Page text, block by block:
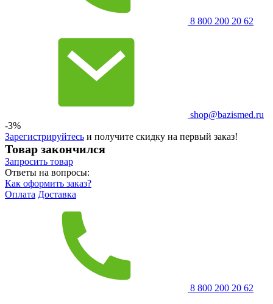
8 800 200 20 62
shop@bazismed.ru
-3%
Зарегистрируйтесь и получите скидку на первый заказ!
Товар закончился
Запросить товар
Ответы на вопросы:
Как оформить заказ?
Оплата Доставка
8 800 200 20 62